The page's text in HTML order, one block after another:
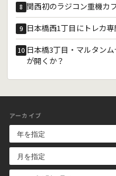
8 関西初のラジコン重機カ
9 日本橋西1丁目にトレカ
10 日本橋3丁目・マルタン
が開くか？
アーカイブ